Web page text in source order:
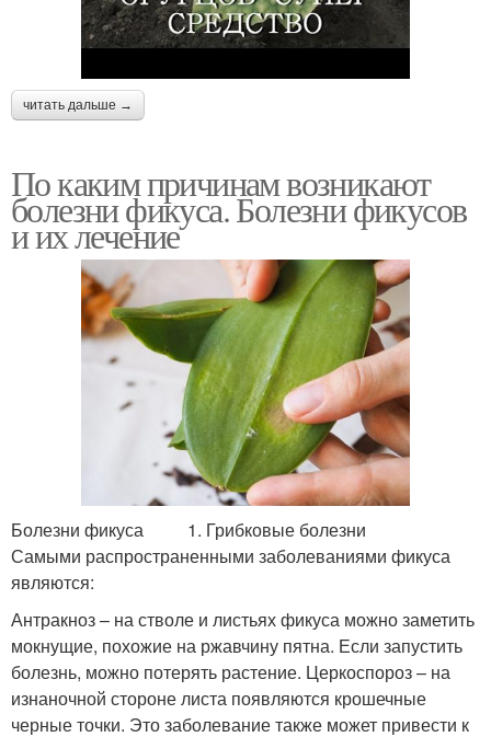
читать дальше →
По каким причинам возникают
болезни фикуса. Болезни фикусов
и их лечение
Болезни фикуса 1. Грибковые болезни
Самыми распространенными заболеваниями фикуса
являются:
Антракноз – на стволе и листьях фикуса можно заметить
мокнущие, похожие на ржавчину пятна. Если запустить
болезнь, можно потерять растение. Церкоспороз – на
изнаночной стороне листа появляются крошечные
черные точки. Это заболевание также может привести к